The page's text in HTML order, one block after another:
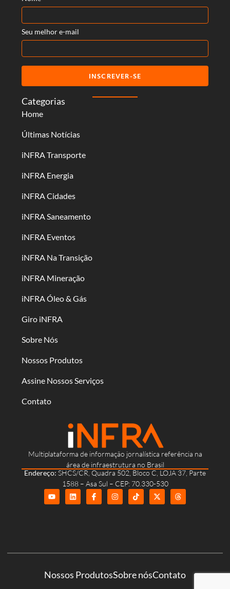
Multiplataforma de informação jornalística referência na
área de infraestrutura no Brasil
Endereço: SHCS/CR, Quadra 502, Bloco C, LOJA 37, Parte
1588 – Asa Sul – CEP: 70.330-530
Categorias
Home
Últimas Notícias
iNFRA Transporte
iNFRA Energia
iNFRA Cidades
iNFRA Saneamento
iNFRA Eventos
iNFRA Na Transição
iNFRA Mineração
iNFRA Óleo & Gás
Giro iNFRA
Sobre Nós
Nossos Produtos
Assine Nossos Serviços
Contato
Seu melhor e-mail
INSCREVER-SE
Nossos ProdutosSobre nósContato